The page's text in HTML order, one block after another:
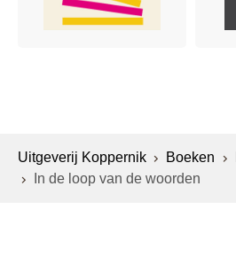
Uitgeverij Koppernik Boeken
In de loop van de woorden